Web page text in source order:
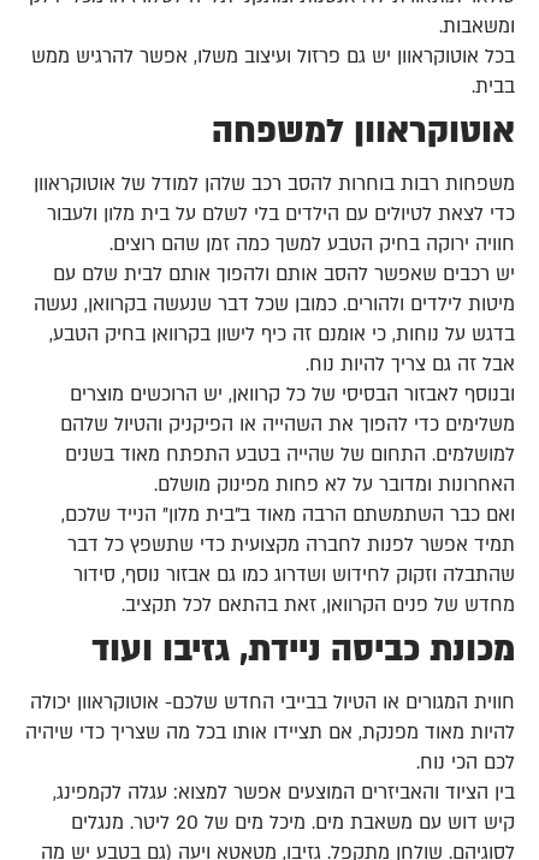
ומשאבות.
בכל אוטוקראוון יש גם פרזול ועיצוב משלו, אפשר להרגיש ממש
בבית.
אוטוקראוון למשפחה
משפחות רבות בוחרות להסב רכב שלהן למודל של אוטוקראוון
כדי לצאת לטיולים עם הילדים בלי לשלם על בית מלון ולעבור
חוויה ירוקה בחיק הטבע למשך כמה זמן שהם רוצים.
יש רכבים שאפשר להסב אותם ולהפוך אותם לבית שלם עם
מיטות לילדים ולהורים. כמובן שכל דבר שנעשה בקרוואן, נעשה
בדגש על נוחות, כי אומנם זה כיף לישון בקרוואן בחיק הטבע,
אבל זה גם צריך להיות נוח.
ובנוסף לאבזור הבסיסי של כל קרוואן, יש הרוכשים מוצרים
משלימים כדי להפוך את השהייה או הפיקניק והטיול שלהם
למושלמים. התחום של שהייה בטבע התפתח מאוד בשנים
האחרונות ומדובר על לא פחות מפינוק מושלם.
ואם כבר השתמשתם הרבה מאוד ב"בית מלון" הנייד שלכם,
תמיד אפשר לפנות לחברה מקצועית כדי שתשפץ כל דבר
שהתבלה וזקוק לחידוש ושדרוג כמו גם אבזור נוסף, סידור
מחדש של פנים הקרוואן, זאת בהתאם לכל תקציב.
מכונת כביסה ניידת, גזיבו ועוד
חווית המגורים או הטיול בבייבי החדש שלכם- אוטוקראוון יכולה
להיות מאוד מפנקת, אם תציידו אותו בכל מה שצריך כדי שיהיה
לכם הכי נוח.
בין הציוד והאביזרים המוצעים אפשר למצוא: עגלה לקמפינג,
קיש דוש עם משאבת מים. מיכל מים של 20 ליטר. מנגלים
לסוגיהם. שולחן מתקפל. גזיבו, מטאטא ויעה (גם בטבע יש מה